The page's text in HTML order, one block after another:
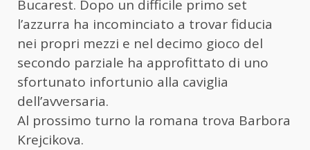
Bucarest. Dopo un difficile primo set
l’azzurra ha incominciato a trovar fiducia
nei propri mezzi e nel decimo gioco del
secondo parziale ha approfittato di uno
sfortunato infortunio alla caviglia
dell’avversaria.
Al prossimo turno la romana trova Barbora
Krejcikova.